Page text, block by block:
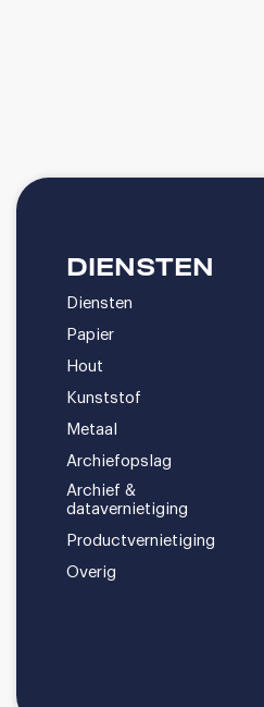
DIENSTEN
Diensten
Papier
Hout
Kunststof
Metaal
Archiefopslag
Archief &
datavernietiging
Productvernietiging
Overig